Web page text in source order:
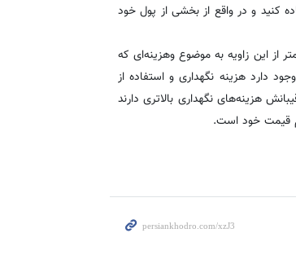
کنید و در واقع از بخشی از پول خود
از این زاویه به موضوع وهزینه‌ای که
دارد هزینه نگهداری و استفاده از
هزینه‌های نگهداری بالاتری دارند
قیمت خود است.